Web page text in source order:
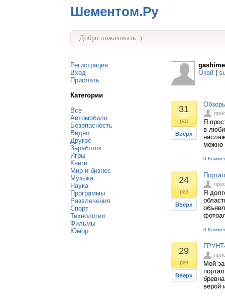
Шементом.Ру
Добро пожаловать :)
Регистрация
Вход
Прислать
Категории
Все
Автомобили
Безопасность
Видео
Другое
Заработок
Игры
Книги
Мир и бизнес
Музыка
Наука
Программы
Развлечения
Спорт
Технологии
Фильмы
Юмор
Окей
31
раз
Вверх
Я
в
можно
0
24
раз
Вверх
Я
0
29
раз
Вверх
Мой
верой